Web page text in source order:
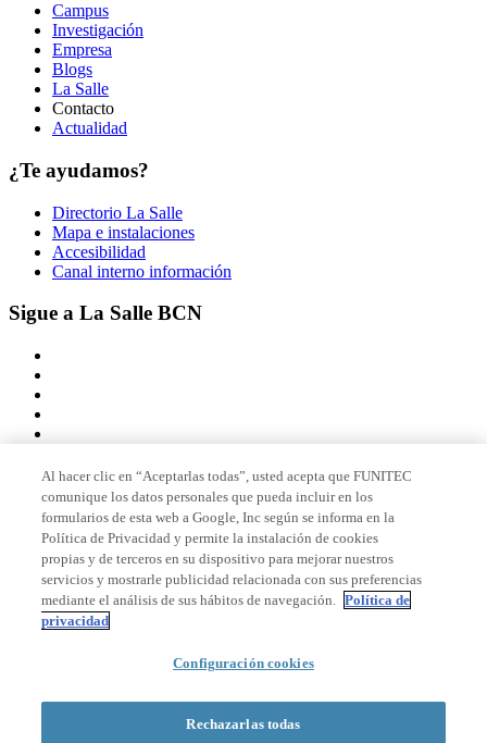
Campus
Investigación
Empresa
Blogs
La Salle
Contacto
Actualidad
¿Te ayudamos?
Directorio La Salle
Mapa e instalaciones
Accesibilidad
Canal interno información
Sigue a La Salle BCN
Miembro de
Acreditaciones
© 2026 La Salle Campus Barcelona - URL |
Formulario de búsqueda
Al hacer clic en “Aceptarlas todas”, usted acepta que FUNITEC
comunique los datos personales que pueda incluir en los
formularios de esta web a Google, Inc según se informa en la
Política de Privacidad y permite la instalación de cookies
propias y de terceros en su dispositivo para mejorar nuestros
servicios y mostrarle publicidad relacionada con sus preferencias
mediante el análisis de sus hábitos de navegación. Política de
privacidad
Configuración cookies
Rechazarlas todas